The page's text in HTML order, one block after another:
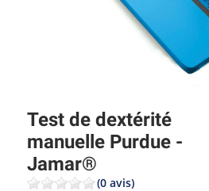
Test de dextérité
manuelle Purdue -
Jamar®
(0 avis)